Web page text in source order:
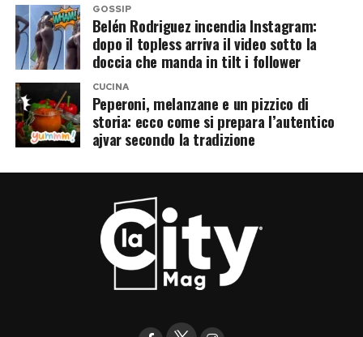
GOSSIP
Belén Rodriguez incendia Instagram:
dopo il topless arriva il video sotto la
doccia che manda in tilt i follower
CUCINA
Peperoni, melanzane e un pizzico di
storia: ecco come si prepara l’autentico
ajvar secondo la tradizione